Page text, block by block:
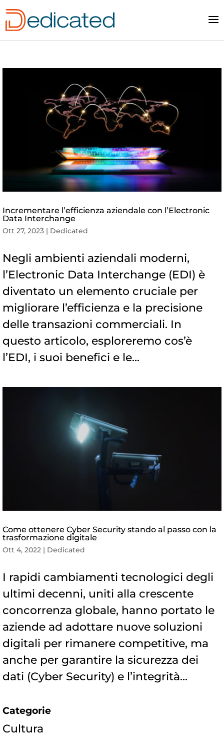
Incrementare l’efficienza aziendale con l’Electronic
Data Interchange
Ott 27, 2023 | Dedicated
Negli ambienti aziendali moderni,
l’Electronic Data Interchange (EDI) è
diventato un elemento cruciale per
migliorare l’efficienza e la precisione
delle transazioni commerciali. In
questo articolo, esploreremo cos’è
l’EDI, i suoi benefici e le...
Come ottenere Cyber Security stando al passo con la
trasformazione digitale
Ott 4, 2022 | Dedicated
I rapidi cambiamenti tecnologici degli
ultimi decenni, uniti alla crescente
concorrenza globale, hanno portato le
aziende ad adottare nuove soluzioni
digitali per rimanere competitive, ma
anche per garantire la sicurezza dei
dati (Cyber Security) e l’integrità...
Categorie
Cultura